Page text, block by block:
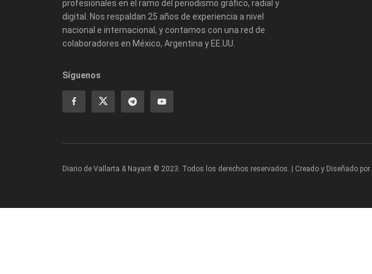
profesionales en el ramo del periodismo gráfico, radial y
digital. Nos respaldan 25 años de experiencia a nivel
nacional e internacional, y contamos con una red de
colaboradores en México, Argentina y EE.UU.
Síguenos
Diario de Vallarta & Nayarit © 2023. Todos los derechos reservados. | Creado y Diseñado por